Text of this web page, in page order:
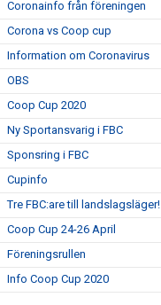
Coronainfo från föreningen
Corona vs Coop cup
Information om Coronavirus
OBS
Coop Cup 2020
Ny Sportansvarig i FBC
Sponsring i FBC
Cupinfo
Tre FBC:are till landslagsläger!
Coop Cup 24-26 April
Föreningsrullen
Info Coop Cup 2020